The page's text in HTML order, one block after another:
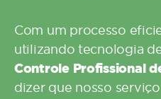
Com um processo
utilizandotecnologia
Controle Profissional
dizer que nosso